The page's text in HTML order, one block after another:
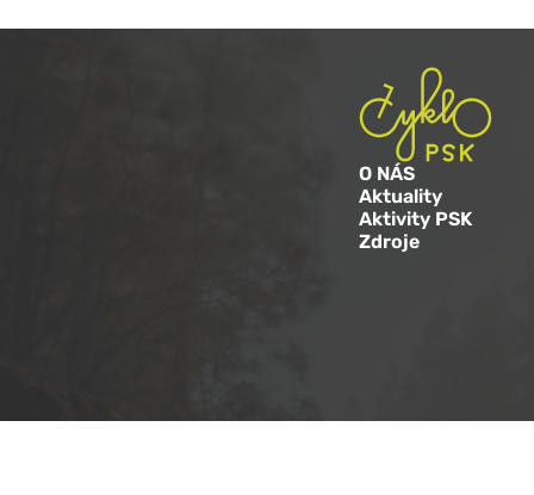
O NÁS
Aktuality
Aktivity PSK
Zdroje